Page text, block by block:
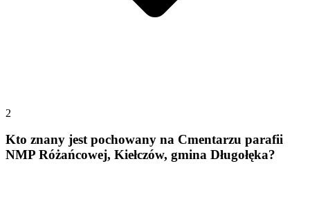
2
Kto znany jest pochowany na Cmentarzu parafii
NMP Różańcowej, Kiełczów, gmina Długołęka?